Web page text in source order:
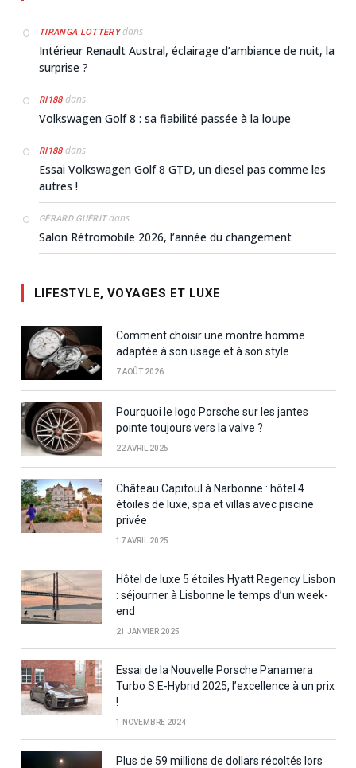
TIRANGA LOTTERYdans
Intérieur Renault Austral, éclairage d’ambiance de nuit, la
surprise ?
RI188dans
Volkswagen Golf 8 : sa fiabilité passée à la loupe
RI188dans
Essai Volkswagen Golf 8 GTD, un diesel pas comme les
autres !
GÉRARD GUÉRITdans
Salon Rétromobile 2026, l’année du changement
LIFESTYLE, VOYAGES ET LUXE
Comment choisir une montre homme
adaptée à son usage et à son style
7 AOÛT 2026
Pourquoi le logo Porsche sur les jantes
pointe toujours vers la valve ?
22 AVRIL 2025
Château Capitoul à Narbonne : hôtel 4
étoiles de luxe, spa et villas avec piscine
privée
17 AVRIL 2025
Hôtel de luxe 5 étoiles Hyatt Regency Lisbon
: séjourner à Lisbonne le temps d’un week-
end
21 JANVIER 2025
Essai de la Nouvelle Porsche Panamera
Turbo S E-Hybrid 2025, l’excellence à un prix
!
1 NOVEMBRE 2024
Plus de 59 millions de dollars récoltés lors